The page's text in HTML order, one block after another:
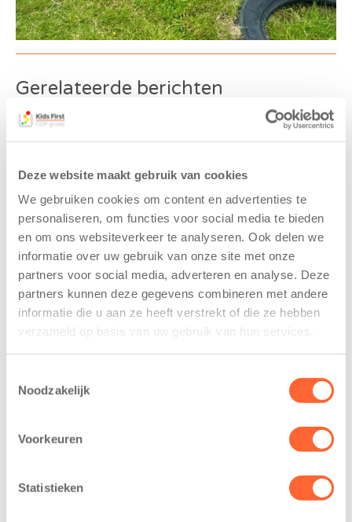
Deze website maakt gebruik van cookies
We gebruiken cookies om content en advertenties te
personaliseren, om functies voor social media te bieden
en om ons websiteverkeer te analyseren. Ook delen we
informatie over uw gebruik van onze site met onze
partners voor social media, adverteren en analyse. Deze
partners kunnen deze gegevens combineren met andere
informatie die u aan ze heeft verstrekt of die ze hebben
verzameld op basis van uw gebruik van hun services.
Noodzakelijk
Voorkeuren
Statistieken
Gerelateerde berichten
Kinderen BSO
De
Westerburcht
trainen alvast
Mini 4 Mijl
7 augustus 2026
2026 – Kinderen
Eelde trainden
Kids First
tekent
koopcontract
voor nieuw
wijk Wiarda in